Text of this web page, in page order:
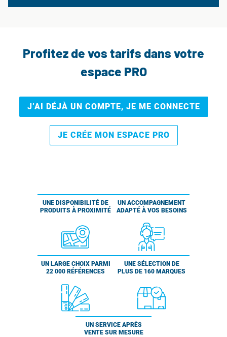
Profitez de vos tarifs dans votre
espace PRO
J’AI DÉJÀ UN COMPTE, JE ME CONNECTE
JE CRÉE MON ESPACE PRO
UNE DISPONIBILITÉ DE
PRODUITS À PROXIMITÉ
UN ACCOMPAGNEMENT
ADAPTÉ À VOS BESOINS
UN LARGE CHOIX PARMI
22 000 RÉFÉRENCES
UNE SÉLECTION DE
PLUS DE 160 MARQUES
UN SERVICE APRÈS
VENTE SUR MESURE